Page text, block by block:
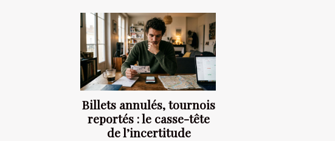
Billets annulés, tournois
reportés : le casse-tête
de l’incertitude